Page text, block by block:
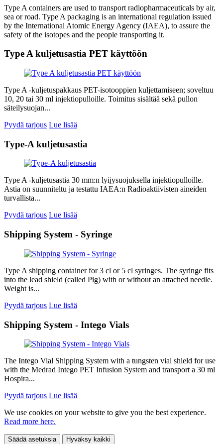
Type A containers are used to transport radiopharmaceuticals by air,
sea or road. Type A packaging is an international regulation issued
by the International Atomic Energy Agency (IAEA), to assure the
safety of the isotopes and the people transporting it.
Type A kuljetusastia PET käyttöön
Type A -kuljetuspakkaus PET-isotooppien kuljettamiseen; soveltuu
10, 20 tai 30 ml injektiopulloille. Toimitus sisältää sekä pullon
säteilysuojan...
Pyydä tarjous Lue lisää
Type-A kuljetusastia
Type A -kuljetusastia 30 mm:n lyijysuojuksella injektiopulloille.
Astia on suunniteltu ja testattu IAEA:n Radioaktiivisten aineiden
turvallista...
Pyydä tarjous Lue lisää
Shipping System - Syringe
Type A shipping container for 3 cl or 5 cl syringes. The syringe fits
into the lead shield (called Pig) with or without an attached needle.
Weight is...
Pyydä tarjous Lue lisää
Shipping System - Intego Vials
The Intego Vial Shipping System with a tungsten vial shield for use
with the Medrad Intego PET Infusion System and transport a 30 ml
Hospira...
Pyydä tarjous Lue lisää
We use cookies on your website to give you the best experience.
Read more here.
Säädä asetuksia Hyväksy kaikki